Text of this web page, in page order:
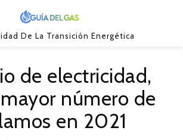
De La Transición Energética
de electricidad,
número de
en 2021